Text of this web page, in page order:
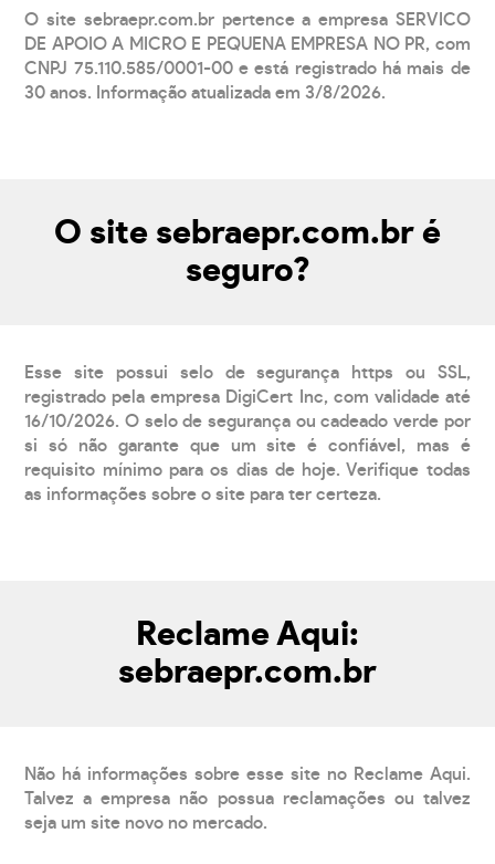
O site sebraepr.com.br pertence a empresa SERVICO
DE APOIO A MICRO E PEQUENA EMPRESA NO PR, com
CNPJ 75.110.585/0001-00 e está registrado há mais de
30 anos. Informação atualizada em 3/8/2026.
O site sebraepr.com.br é
seguro?
Esse site possui selo de segurança https ou SSL,
registrado pela empresa DigiCert Inc, com validade até
16/10/2026. O selo de segurança ou cadeado verde por
si só não garante que um site é confiável, mas é
requisito mínimo para os dias de hoje. Verifique todas
as informações sobre o site para ter certeza.
Reclame Aqui:
sebraepr.com.br
Não há informações sobre esse site no Reclame Aqui.
Talvez a empresa não possua reclamações ou talvez
seja um site novo no mercado.